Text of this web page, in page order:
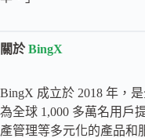
關於 BingX
BingX 成立於 2018 年，
為全球 1,000 多萬名用戶
產管理等多元化的產品和